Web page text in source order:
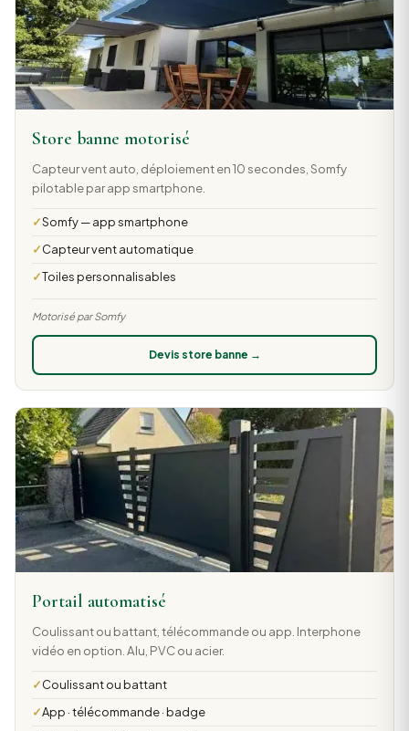
Store banne motorisé
Capteur vent auto, déploiement en 10 secondes, Somfy
pilotable par app smartphone.
Somfy — app smartphone
Capteur vent automatique
Toiles personnalisables
Motorisé par Somfy
Devis store banne →
Portail automatisé
Coulissant ou battant, télécommande ou app. Interphone
vidéo en option. Alu, PVC ou acier.
Coulissant ou battant
App · télécommande · badge